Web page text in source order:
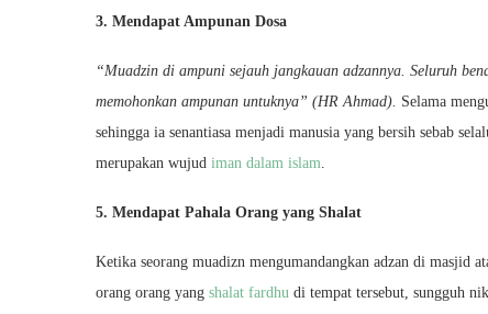
3. Mendapat Ampunan Dosa
“Muadzin di ampuni sejauh jangkauan adzannya. Seluruh
memohonkan ampunan untuknya” (HR Ahmad). Selama
sehingga ia senantiasa menjadi manusia yang bersih sebab
merupakan wujud iman dalam islam.
5. Mendapat Pahala Orang yang Shalat
Ketika seorang muadizn mengumandangkan adzan di masjid
orang orang yang shalat fardhu di tempat tersebut, sungguh